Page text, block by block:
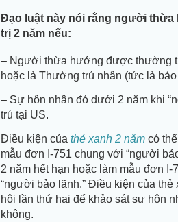
Đạo luật này nói rằng người
trị 2 năm nếu:
– Người thừa hưởng được thường
hoặc là Thường trú nhân (tức là
– Sự hôn nhân đó dưới 2 năm khi
trú tại US.
Điều kiện của thẻ xanh 2 năm có
mẫu đơn I-751 chung với “người
2 năm hết hạn hoặc làm mẫu đơn
“người bảo lãnh.” Điều kiện của
hội lần thứ hai để khảo sát sự hôn
không.